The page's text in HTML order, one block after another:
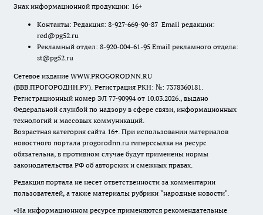
Знак информационной продукции: 16+
Контакты: Редакция: 8-927-669-90-87 Email редакции:
red@pg52.ru
Рекламный отдел: 8-920-004-61-95 Email рекламного отдела:
st@pg52.ru
Сетевое издание WWW.PROGORODNN.RU
(ВВВ.ПРОГОРОДНН.РУ). Регистрация РКН: №: 7378360181.
Регистрационный номер ЭЛ 77-90994 от 10.03.2026., выдано
Федеральной службой по надзору в сфере связи, информационных
технологий и массовых коммуникаций.
Возрастная категория сайта 16+. При использовании материалов
новостного портала progorodnn.ru гиперссылка на ресурс
обязательна, в противном случае будут применены нормы
законодательства РФ об авторских и смежных правах.
Редакция портала не несет ответственности за комментарии
пользователей, а также материалы рубрики "народные новости".
«На информационном ресурсе применяются рекомендательные